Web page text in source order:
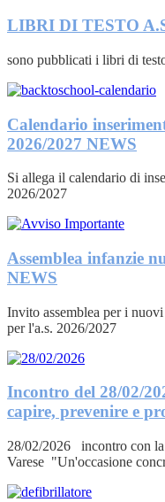
LIBRI DI TESTO
sono pubblicati i libri di
Calendario
2026/2027 NEWS
Si allega il calendario di
2026/2027
Assemblea infanzie
NEWS
Invito assemblea per i
per l'a.s. 2026/2027
Incontro del 28/02/
capire, prevenire e
28/02/2026 incontro con la
Varese "Un'occasione